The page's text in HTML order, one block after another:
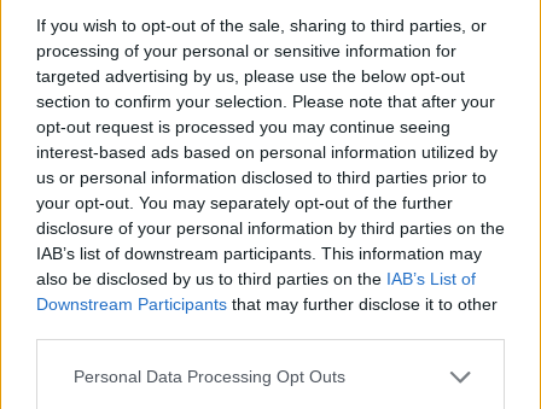
If you wish to opt-out of the sale, sharing to third parties, or
processing of your personal or sensitive information for
targeted advertising by us, please use the below opt-out
section to confirm your selection. Please note that after your
opt-out request is processed you may continue seeing
interest-based ads based on personal information utilized by
us or personal information disclosed to third parties prior to
your opt-out. You may separately opt-out of the further
disclosure of your personal information by third parties on the
IAB’s list of downstream participants. This information may
also be disclosed by us to third parties on the IAB’s List of
Downstream Participants that may further disclose it to other
Please note that this website/app uses one or more Google
Personal Data Processing Opt Outs
Mladi luk najbolje uspijeva kada je izložen punom
suncu. To znači šest do osam sati direktne sunčeve
svjetlosti dnevno. Puno sunce potiče snažan rast i
jači okus. Međutim, ovaj prilagodljivi luk bolje
podnosi djelomičnu sjenu od mnogih povrća. Rast će
na mjestima koja primaju četiri do šest sati sunca.
Djelomična sjena postaje prednost u vrućim
klimama. Previše intenzivne ljetne vrućine može
stresirati biljke i izazvati rano cvjetanje. Lokacija s
jutarnjim suncem i popodnevnom sjenom savršeno